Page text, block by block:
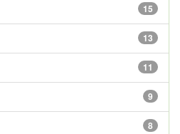
15
13
11
9
8